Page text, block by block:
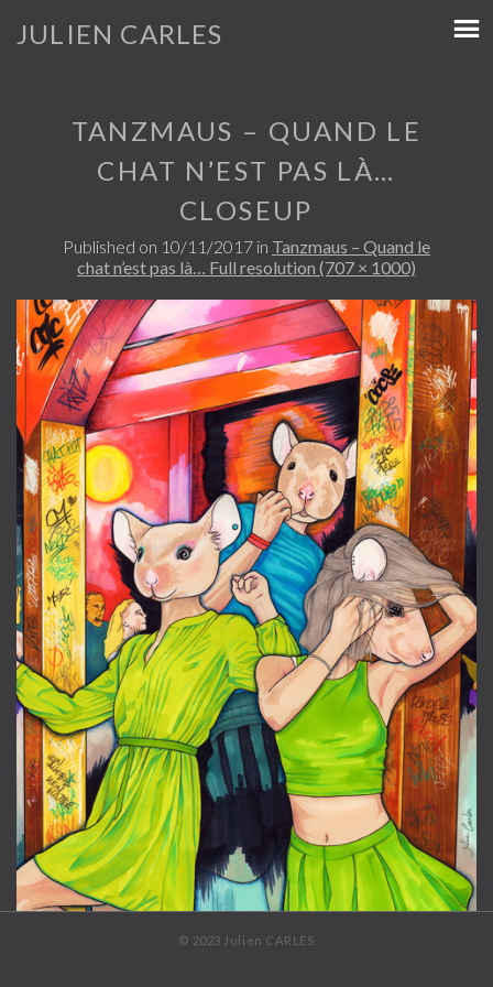
JULIEN CARLES
TANZMAUS – QUAND LE
CHAT N’EST PAS LÀ…
CLOSEUP
Published on 10/11/2017 in Tanzmaus – Quand le
chat n’est pas là… Full resolution (707 × 1000)
© 2023 Julien CARLES